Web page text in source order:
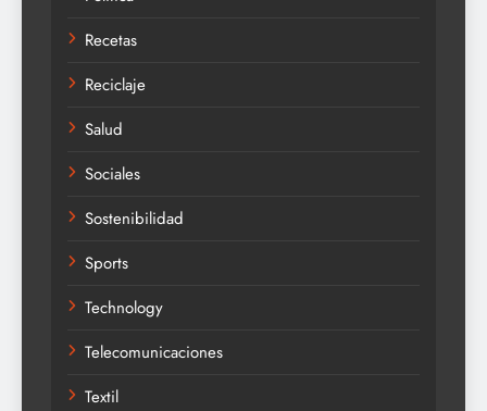
Recetas
Reciclaje
Salud
Sociales
Sostenibilidad
Sports
Technology
Telecomunicaciones
Textil